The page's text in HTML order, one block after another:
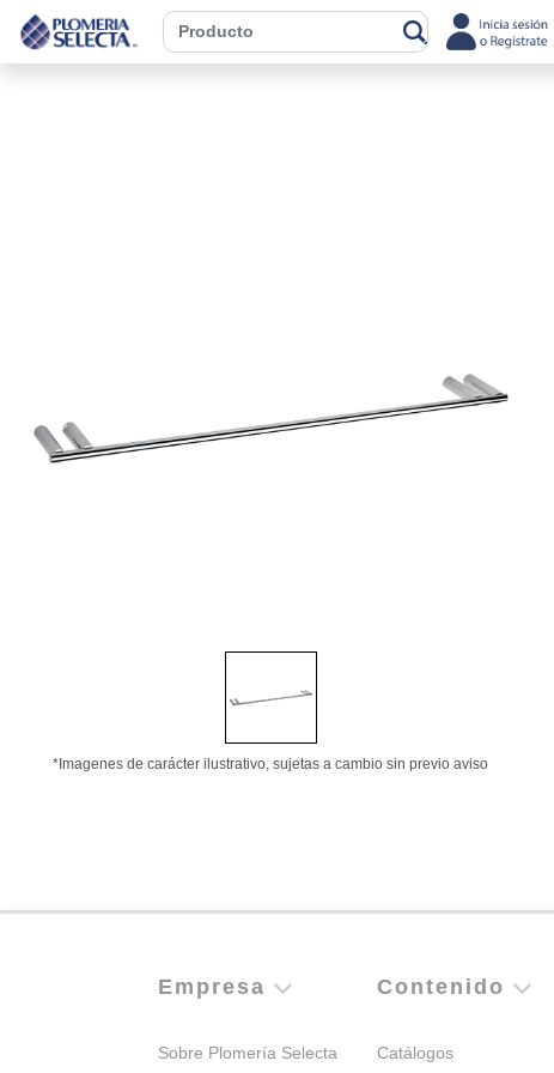
Previous
*Imagenes de carácter ilustrativo, sujetas a cambio sin previo aviso
Empresa
Sobre Plomería Selecta
Contenido
Catálogos